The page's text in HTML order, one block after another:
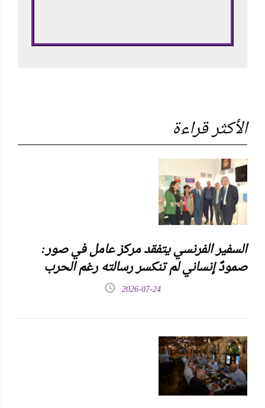
الأكثر قراءة
السفير الفرنسي يتفقد مركز عامل في صور:
صمودٌ إنساني لم تنكسر رسالته رغم الحرب
2026-07-24